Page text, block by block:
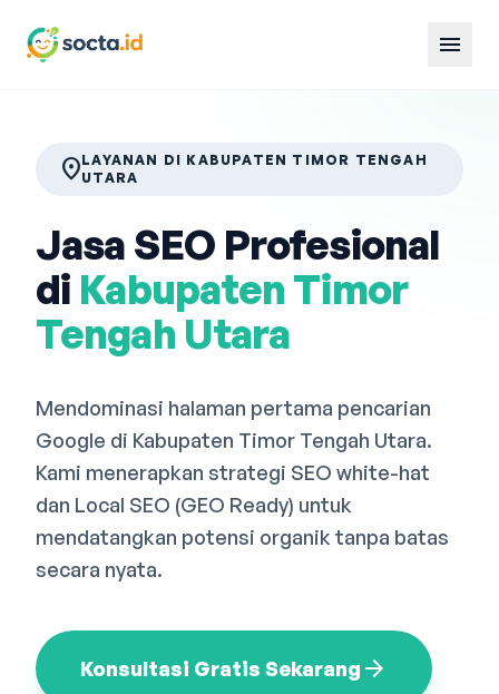
menu
location_onLAYANAN DI KABUPATEN TIMOR TENGAH
UTARA
Jasa SEO Profesional
di Kabupaten Timor
Tengah Utara
Mendominasi halaman pertama pencarian
Google di Kabupaten Timor Tengah Utara.
Kami menerapkan strategi SEO white-hat
dan Local SEO (GEO Ready) untuk
mendatangkan potensi organik tanpa batas
secara nyata.
Konsultasi Gratis Sekarang arrow_forward